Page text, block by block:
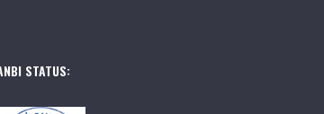
STATUS: